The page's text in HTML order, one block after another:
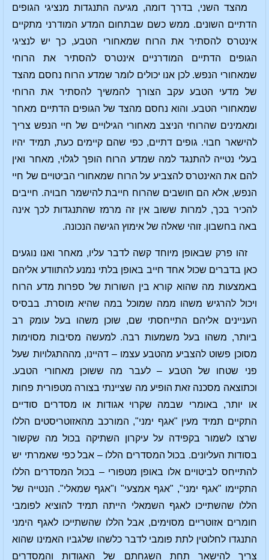
מהצד השני, בדרך דומה, מגיעה התנגדות מנציגי הגופים
הדתיים השונים. ממש כשם שבתחום המדע המודרני מתקיים
אינטרס להסתיר את הרוח שמאחורי הטבע, כך יש לנציגי
הגופים הדתיים המודרניים אינטרס להסתיר את הרוחי
שמאחורי הנפש. לכן אנו יכולים לומר שמדע הרוח נחסם מהצד
של מדעי הטבע עקב הצורך להמשיך להסתיר את הרוחי
שמאחורי הטבע. והוא נחסם מהצד של הגופים הדתיים מאחר
ומאמינים שהרוחי הניצב מאחורי הגילויים של חיי הנפש צריך
להישאר חבוי. גופים דתיים, כפי שהם קיימים כעת, תמיד יהיו
בעלי נטייה להתנגד למה שמדע הרוח הופך לגלוי, מאחר ואין
להם את האינטרס להצביע על הרוח שמאחורי הביטויים של חיי
הנפש, אלא הם חושבים שהרוח חייבת להישמר חבויה. חייבים
להכיר בכך, למרות ששוב אין זה מרמז שהתנגדות לכך אינה
באה בחשבון. זוהי שאלה של אימוץ הגישה הנכונה.
זהו פרק שבאופן מיוחד קשה לדבר עליו, מאחר ואנו נוגעים
כאן בדברים שכול אחד חייב באופן בלתי נמנע להתוודע אליהם
באמצעות מה שהוא קורא בין השורות של ספרות מדע הרוח
ויכול להרגיש משהו ממה שמוכל במה שהיא מוסרת. בבסיס
העניינים אליהם התייחסתי שם, שוכן משהו בעל עומק רב
ביותר, משהו בעל משמעות רבה. למעשה מסיבות מסוימות
מסוכן פשוט להצביע מהטבע עצמו – דהיינו, מההתגלויות שעל
פני שטחו של הטבע – לעבר מה ששוכן מאחורי הטבע.
וכתוצאה מסכנה זאת הופיע מה שציינתי בצורה מטפורית פחות
או יותר, באומרי שבמה שקרוי אגודות או מסדרים סודיים
התקיים תמיד מעין "אגף ימני", המורכב מהאזוטריסטים הללו
שרצו לשמור בקפידה על עיקרון השתיקה בכול מה שקשור
בסודות העליונים. בכול המסדרים הללו – אבל כפי שאמרתי יש
להתייחס לביטויים אלו באופן מטפורי – בכול המסדרים הללו
התקיימו "אגף ימני", "אגף אמצעי" ו"אגף שמאלי". הנטייה של
הללו שהשתייכו לאגף השמאלי הייתה תמיד להוציא לפומבי
חומרים אזוטריים מסוימים, אבל הללו שהשתייכו לאגף הימני
התנגדו לחלוטין לתת פומבי לדבר כלשהו שלגביו האמינו שהוא
צריך להישאר תחת השגחתם של האגודות והמסדרים